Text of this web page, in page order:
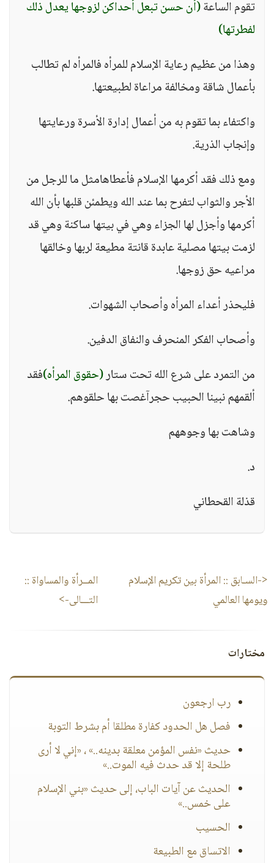
تقوم الساعة(أن حسن تبعل أحداكن لزوجها يعدل ذلك
لفطرتها)
وهذا من عظيم رعاية الإسلام للمرأه فالمرأه لم تطالب
بأعمال شاقة ومخالفة مراعاة لطبيعتها.
واكتفاء بما تقوم به من أعمال إدارة الأسرة ورعايتها
وإنجاب الذرية.
ومع ذلك فقد أكرمها الإسلام فأعطاهامثل ما للرجل من
الأجر والثواب لتفرح بما عند الله ويطمئن قلبها بأن الله
أكرمها وأجزل لها الجزاء وهي في بيتها ساكنة وهي قد
لزمت بيتها مصلية عابدة قانتة مطيعة لربها وخالقها
مراعيه حق زوجها.
فليحذر أعداء المرأه وأصحاب الشهوات.
وأصحاب الفكر المنحرف والنفاق الدفين.
من التمرد على شرع الله تحت ستار(حقوق المرأه)فقد
ألقمهم نبينا الحبيب حجرآغصت بها حلقوهم.
وشاهت بها وجوههم
د.
قذلة القحطاني
<-السـابق ::المرأة بين تكريم الإسلام
ويومها العالمي
المــرأة والمساواة ::
التـــالى->
مختارات
رب ارجعون
فصل هل الحدود كفارة مطلقا أم بشرط التوبة
حديث «نفس المؤمن معلقة بدينه..» ، «إني لا أرى
طلحة إلا قد حدث فيه الموت..»
الحديث عن آيات الباب، إلى حديث «بني الإسلام
على خمس..»
الحسيب
الاتساق مع الطبيعة